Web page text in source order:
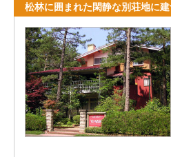
松林に囲まれた閑静な別荘地に